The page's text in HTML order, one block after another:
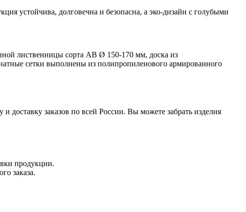
устойчива, долговечна и безопасна, а эко-дизайн с голубыми
лиственницы сорта АВ Ø 150-170 мм, доска из
сетки выполнены из полипропиленового армированного
доставку заказов по всей России. Вы можете забрать изделия
продукции.
заказа.